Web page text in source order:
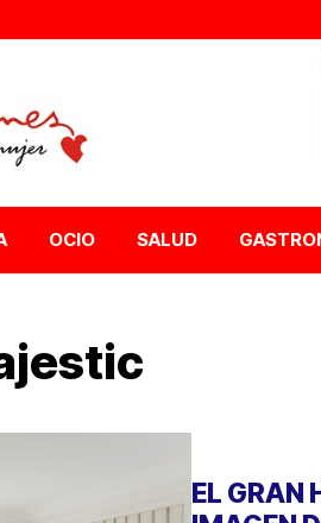
OCIO SALUD
EL GRAN